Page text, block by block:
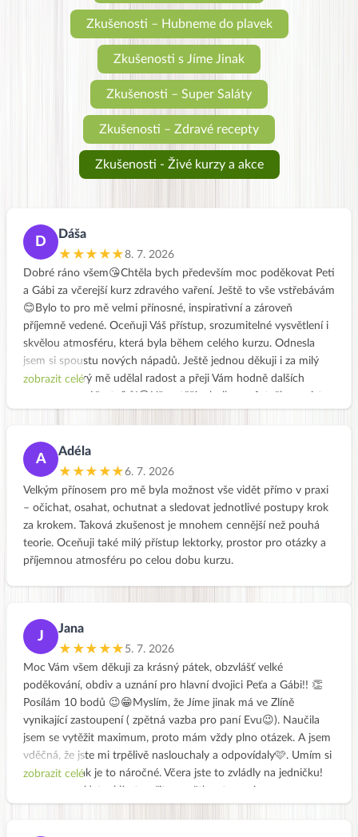
Zkušenosti – Hubneme do plavek
Zkušenosti s Jíme Jinak
Zkušenosti – Super Saláty
Zkušenosti – Zdravé recepty
Zkušenosti - Živé kurzy a akce
D
Dáša
★★★★★8. 7. 2026
Dobré ráno všem😘Chtěla bych především moc poděkovat Peti
a Gábi za včerejší kurz zdravého vaření. Ještě to vše vstřebávám
😊Bylo to pro mě velmi přínosné, inspirativní a zároveň
příjemně vedené. Oceňuji Váš přístup, srozumitelné vysvětlení i
skvělou atmosféru, která byla během celého kurzu. Odnesla
jsem si spoustu nových nápadů. Ještě jednou děkuji i za milý
dáreček, který mě udělal radost a přeji Vám hodně dalších
zobrazit celé
A
Adéla
★★★★★6. 7. 2026
Velkým přínosem pro mě byla možnost vše vidět přímo v praxi
– očichat, osahat, ochutnat a sledovat jednotlivé postupy krok
za krokem. Taková zkušenost je mnohem cennější než pouhá
teorie. Oceňuji také milý přístup lektorky, prostor pro otázky a
příjemnou atmosféru po celou dobu kurzu.
J
Jana
★★★★★ 5. 7. 2026
Moc Vám všem děkuji za krásný pátek, obzvlášť velké
poděkování, obdiv a uznání pro hlavní dvojici Peťa a Gábi!! 👏
Posílám 10 bodů 😉😁Myslím, že Jíme jinak má ve Zlíně
vynikající zastoupení ( zpětná vazba pro paní Evu😉). Naučila
jsem se vytěžit maximum, proto mám vždy plno otázek. A jsem
vděčná, že jste mi trpělivě naslouchaly a odpovídaly🩷. Umím si
představit, jak je to náročné. Včera jste to zvládly na jedničku!
zobrazit celé